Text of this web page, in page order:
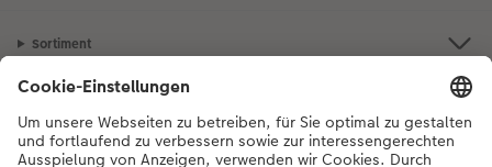
Sortiment